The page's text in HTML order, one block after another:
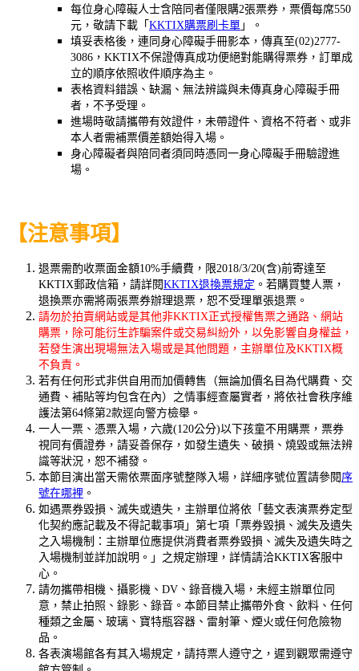
每位身心障礙人士含陪同者僅限購2張票券，票價每席550
元，敬請下載「 KKTIX購票刷卡單 」。
填妥表格後，連同身心障礙手冊影本，傳真至(02)2777-
3086，KKTIX不保證傳真成功便絕對能購得票券，訂單成
立的順序依照收件順序為主。
表格資料錯誤、缺漏、無法辨識與未傳真身心障礙手冊
者，不予受理。
進場時敬請攜帶有效證件，未帶證件、資格不符者、或非
本人者需補票價差額始得入場。
身心障礙者與陪同者須同時憑同一身心障礙手冊驗證進
場。
【注意事項】
退票需酌收票面金額10%手續費，限2018/3/20(含)前寄達至
KKTIX郵政信箱，請詳閱KKTIX退換票規定 。若購買雙人票，
退換票亦需將兩張票券辦理退票，恕不受理單張退票。
請勿於拍賣網站或是其他非KKTIX正式授權售票之通路、網站
購票，除可能衍生詐騙案件或交易糾紛外，以免影響自身權益，
若發生演出現場無法入場或是其他問題，主辦單位及KKTIX概
不負責。
若有任何形式非供自用而加價轉售（無論加價名目為代購費、交
通費、補貼等均包含在內）之情事經查屬實者，將依社會秩序維
護法第64條第2款逕向警方檢舉。
一人一票、憑票入場，六歲(120公分)以下孩童不用購票，票券
視同有價證券，請妥善保存，如發生遺失、破損、燒毀或無法辨
識等狀況，恕不補發。
本節目演出當天需依票面序號整隊入場，詳細序號位置請參閱 序
號在哪裡 。
如遇票券毀損、滅失或遺失，主辦單位將依「藝文表演票券定型
化契約應記載及不得記載事項」第七項「票券毀損、滅失及遺失
之入場機制：主辦單位應提供消費者票券毀損、滅失及遺失時之
入場機制並詳加說明。」之規定辦理，詳情請洽KKTIX客服中
心。
請勿攜帶相機、攝影機、DV、錄音機入場，未經主辦單位同
意，禁止拍照、錄影、錄音。本節目禁止攜帶外食、飲料、任何
種類之金屬、玻璃、寶特瓶容器、雷射筆、煙火或任何危險物
品。
各表演場館各有其入場規定，請持票人遵守之，遲到觀眾需遵守